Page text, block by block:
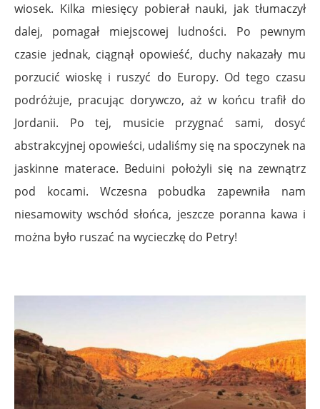
wiosek. Kilka miesięcy pobierał nauki, jak tłumaczył
dalej, pomagał miejscowej ludności. Po pewnym
czasie jednak, ciągnął opowieść, duchy nakazały mu
porzucić wioskę i ruszyć do Europy. Od tego czasu
podróżuje, pracując dorywczo, aż w końcu trafił do
Jordanii. Po tej, musicie przygnać sami, dosyć
abstrakcyjnej opowieści, udaliśmy się na spoczynek na
jaskinne materace. Beduini położyli się na zewnątrz
pod kocami. Wczesna pobudka zapewniła nam
niesamowity wschód słońca, jeszcze poranna kawa i
można było ruszać na wycieczkę do Petry!